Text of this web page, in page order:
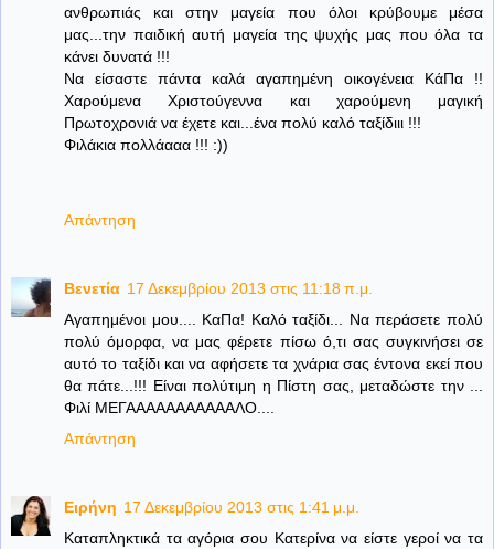
ανθρωπιάς και στην μαγεία που όλοι κρύβουμε μέσα
μας...την παιδική αυτή μαγεία της ψυχής μας που όλα τα
κάνει δυνατά !!!
Να είσαστε πάντα καλά αγαπημένη οικογένεια ΚάΠα !!
Χαρούμενα Χριστούγεννα και χαρούμενη μαγική
Πρωτοχρονιά να έχετε και...ένα πολύ καλό ταξίδιιι !!!
Φιλάκια πολλάααα !!! :))
Απάντηση
Βενετία 17 Δεκεμβρίου 2013 στις 11:18 π.μ.
Αγαπημένοι μου.... ΚαΠα! Καλό ταξίδι... Να περάσετε πολύ
πολύ όμορφα, να μας φέρετε πίσω ό,τι σας συγκινήσει σε
αυτό το ταξίδι και να αφήσετε τα χνάρια σας έντονα εκεί που
θα πάτε...!!! Είναι πολύτιμη η Πίστη σας, μεταδώστε την ...
Φιλί ΜΕΓΑΑΑΑΑΑΑΑΑΑΑΛΟ....
Απάντηση
Ειρήνη 17 Δεκεμβρίου 2013 στις 1:41 μ.μ.
Καταπληκτικά τα αγόρια σου Κατερίνα να είστε γεροί να τα